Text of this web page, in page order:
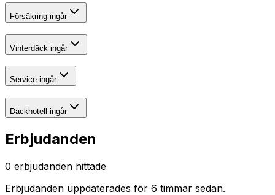
Försäkring ingår
Vinterdäck ingår
Service ingår
Däckhotell ingår
Erbjudanden
0 erbjudanden hittade
Erbjudanden uppdaterades för 6 timmar sedan.